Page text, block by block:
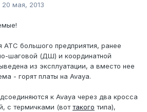
20 мая, 2013
АТС большого предприятия, ранее
шаговой (ДШ) и координатной
из эксплуатации, а вместо нее
- горят платы на Avaya.
к Avaya через два кросса
с термичками (воттакого типа),